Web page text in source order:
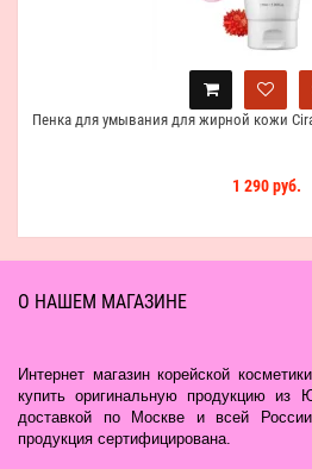
Пенка для умывания для жирной кожи
1 290 руб.
О НАШЕМ МАГАЗИНЕ
Интернет магазин корейской
купить оригинальную продукцию из
доставкой по Москве и всей
продукция сертифицирована.